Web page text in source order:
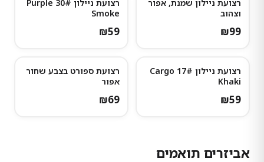
רצועת ניילון שמנת, אפור
וצהוב
₪99
רצועת ניילון 30# Purple
Smoke
₪59
רצועת ניילון 17# Cargo
Khaki
₪59
רצועת ספורט בצבע שחור
אפור
₪69
אביזרים תואמים